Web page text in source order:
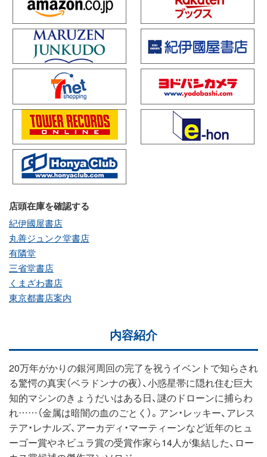
店頭在庫を確認する
紀伊國屋書店
丸善ジュンク堂書店
有隣堂
三省堂書店
くまざわ書店
東京都書店案内
内容紹介
20万年がかりの銀河周回の完了を祝うイベントで知らされ
る驚愕の真実（ベラドンナの夜）、小惑星帯に隠れ住む巨大
知的マシンのきょうだいはある日、謎のドローンに捕らわ
れ……（金属は暗闇の血のごとく）。アン・レッキー、アレス
テア・レナルズ、アーカディ・マーティーンなど近年のヒュ
ーゴー賞やネビュラ賞の受賞作家ら14人が集結した、ロー